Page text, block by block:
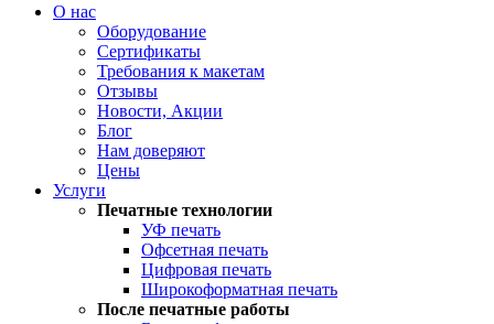
О нас
Оборудование
Сертификаты
Требования к макетам
Отзывы
Новости, Акции
Блог
Нам доверяют
Цены
Услуги
Печатные технологии
УФ печать
Офсетная печать
Цифровая печать
Широкоформатная печать
После печатные работы